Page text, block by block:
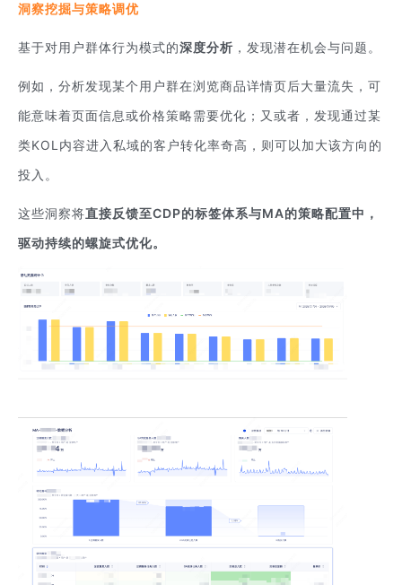
洞察挖掘与策略调优
基于对用户群体行为模式的深度分析 ，发现潜在机会与问题。
例如，分析发现某个用户群在浏览商品详情页后大量流失，可
能意味着页面信息或价格策略需要优化；又或者，发现通过某
类KOL内容进入私域的客户转化率奇高，则可以加大该方向的
投入。
这些洞察将直接反馈至CDP的标签体系与MA的策略配置中，
驱动持续的螺旋式优化。